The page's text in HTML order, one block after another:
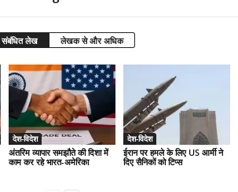
संबंधित लेख लेखक से और अधिक
देश-विदेश
अंतरिम व्यापार समझौते की दिशा में
काम कर रहे भारत-अमेरिका
देश-विदेश
ईरान पर हमले के लिए US आर्मी ने
दिए सैनिकों को टिप्स